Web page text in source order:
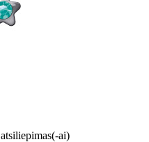
atsiliepimas(-ai)